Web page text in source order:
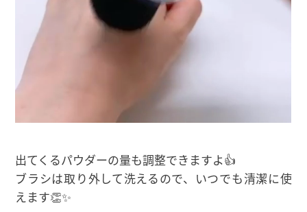
出てくるパウダーの量も調整できますよ👍
ブラシは取り外して洗えるので、いつでも清潔に使
えます👏✨